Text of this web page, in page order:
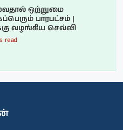
ஒற்றுமை
பாரபட்சம் |
வழங்கிய செவ்வி
read